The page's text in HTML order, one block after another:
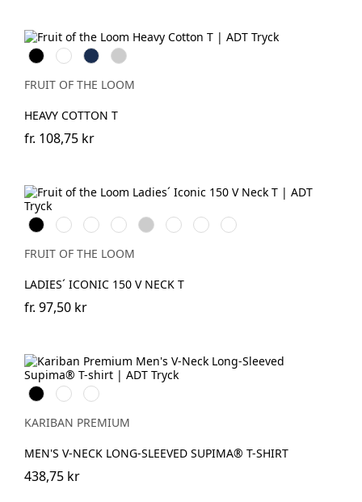
BlackWhiteNavy Heather
Grey
FRUIT OF THE LOOM
HEAVY COTTON T
fr. 108,75 kr
BlackWhiteRed FuchsiaHeather
Grey
Deep
Navy
Powder
Rose
Soft
Lavender
FRUIT OF THE LOOM
LADIES´ ICONIC 150 V NECK T
fr. 97,50 kr
Svart Vit
Deep
Navy
KARIBAN PREMIUM
MEN'S V-NECK LONG-SLEEVED SUPIMA® T-SHIRT
438,75 kr